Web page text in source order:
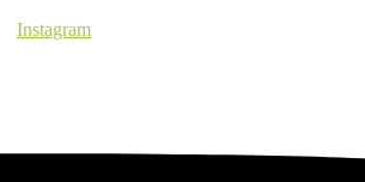
Instagram